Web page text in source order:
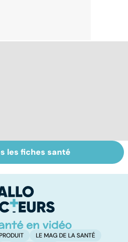
Comment tenir
ses bonnes
les fiches santé
LE MAG DE LA SANTÉ